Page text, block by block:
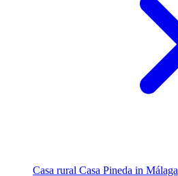
Casa rural Casa Pineda in Málaga